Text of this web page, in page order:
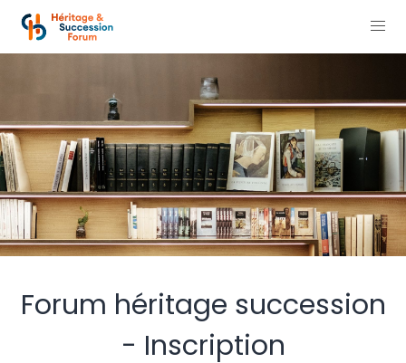
Forum héritage succession
- Inscription